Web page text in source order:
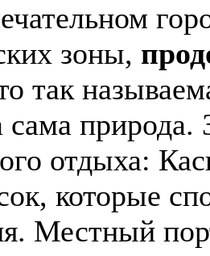
зоны,
так
сама природа.
отдыха:
которые
Местный